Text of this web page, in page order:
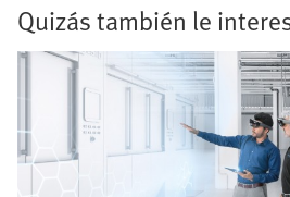
Quizás también le